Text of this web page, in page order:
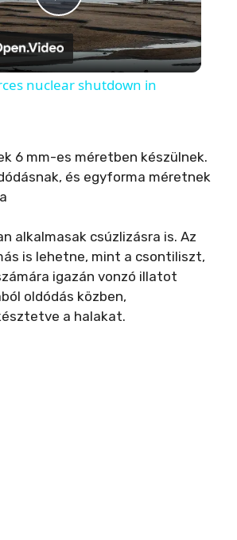
P
l
y
i
d
nuclear shutdown in
6 mm-es méretben készülnek.
és egyforma méretnek
alkalmasak csúzlizásra is. Az
is lehetne, mint a csontiliszt,
igazán vonzó illatot
oldódás közben,
a halakat.